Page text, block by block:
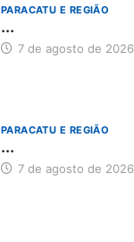
PARACATU E REGIÃO
...
7 de agosto de 2026
PARACATU E REGIÃO
...
7 de agosto de 2026